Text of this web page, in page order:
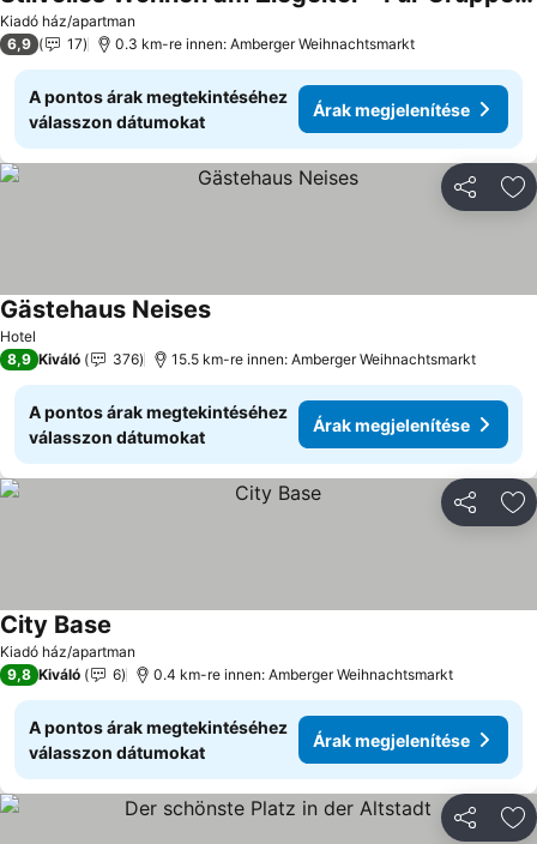
Kiadó ház/apartman
Árak megjelenítése
6,9 17 0.3 km-re innen: Amberger Weihnachtsmarkt
A pontos árak megtekintéséhez
válasszon dátumokat
Árak megjelenítése
Hotel
Gästehaus NeisesÁrak megjelenítése
8,9 Kiváló 376 15.5 km-re innen: Amberger Weihnachtsmarkt
A pontos árak megtekintéséhez
válasszon dátumokat
Árak megjelenítése
Kiadó ház/apartman
City Base
9,8 Kiváló 6 0.4 km-re innen: Amberger Weihnachtsmarkt
A pontos árak megtekintéséhez
válasszon dátumokat
Árak megjelenítése